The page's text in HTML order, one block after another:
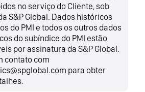
no serviço do Cliente, sob
S&P Global. Dados históricos
do PMI e todos os outros dados
do subíndice do PMI estão
por assinatura da S&P Global.
contato com
para obter